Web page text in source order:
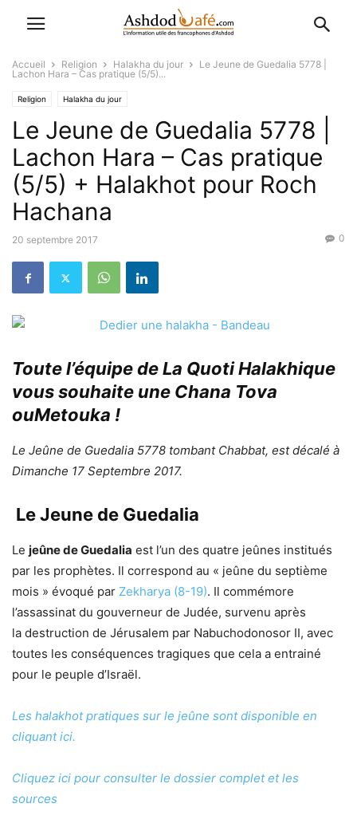
Accueil Religion Halakha du jour
Le Jeune de Guedalia 5778 |
Lachon Hara – Cas pratique (5/5)...
Religion Halakha du jour
Le Jeune de Guedalia 5778 |
Lachon Hara – Cas pratique
(5/5) + Halakhot pour Roch
Hachana
20 septembre 2017 0
Toute l’équipe de La Quoti Halakhique
vous souhaite une Chana Tova
ouMetouka !
Le Jeûne de Guedalia 5778 tombant Chabbat, est décalé à
Dimanche 17 Septembre 2017.
Le Jeune de Guedalia
Le jeûne de Guedalia est l’un des quatre jeûnes institués
par les prophètes. Il correspond au « jeûne du septième
mois » évoqué par Zekharya (8-19). Il commémore
l’assassinat du gouverneur de Judée, survenu après
la destruction de Jérusalem par Nabuchodonosor II, avec
toutes les conséquences tragiques que cela a entrainé
pour le peuple d’Israël.
Les halakhot pratiques sur le jeûne sont disponible en
cliquant ici.
Cliquez ici pour consulter le dossier complet et les
sources